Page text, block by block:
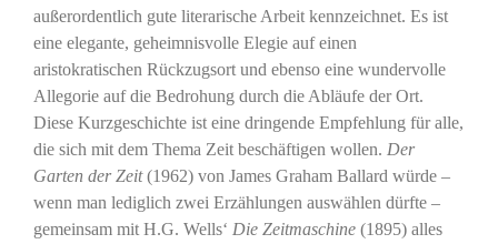
außerordentlich gute literarische Arbeit kennzeichnet. Es ist
eine elegante, geheimnisvolle Elegie auf einen
aristokratischen Rückzugsort und ebenso eine wundervolle
Allegorie auf die Bedrohung durch die Abläufe der Ort.
Diese Kurzgeschichte ist eine dringende Empfehlung für alle,
die sich mit dem Thema Zeit beschäftigen wollen. Der
Garten der Zeit(1962) von James Graham Ballard würde –
wenn man lediglich zwei Erzählungen auswählen dürfte –
gemeinsam mit H.G. Wells‘ Die Zeitmaschine(1895) alles